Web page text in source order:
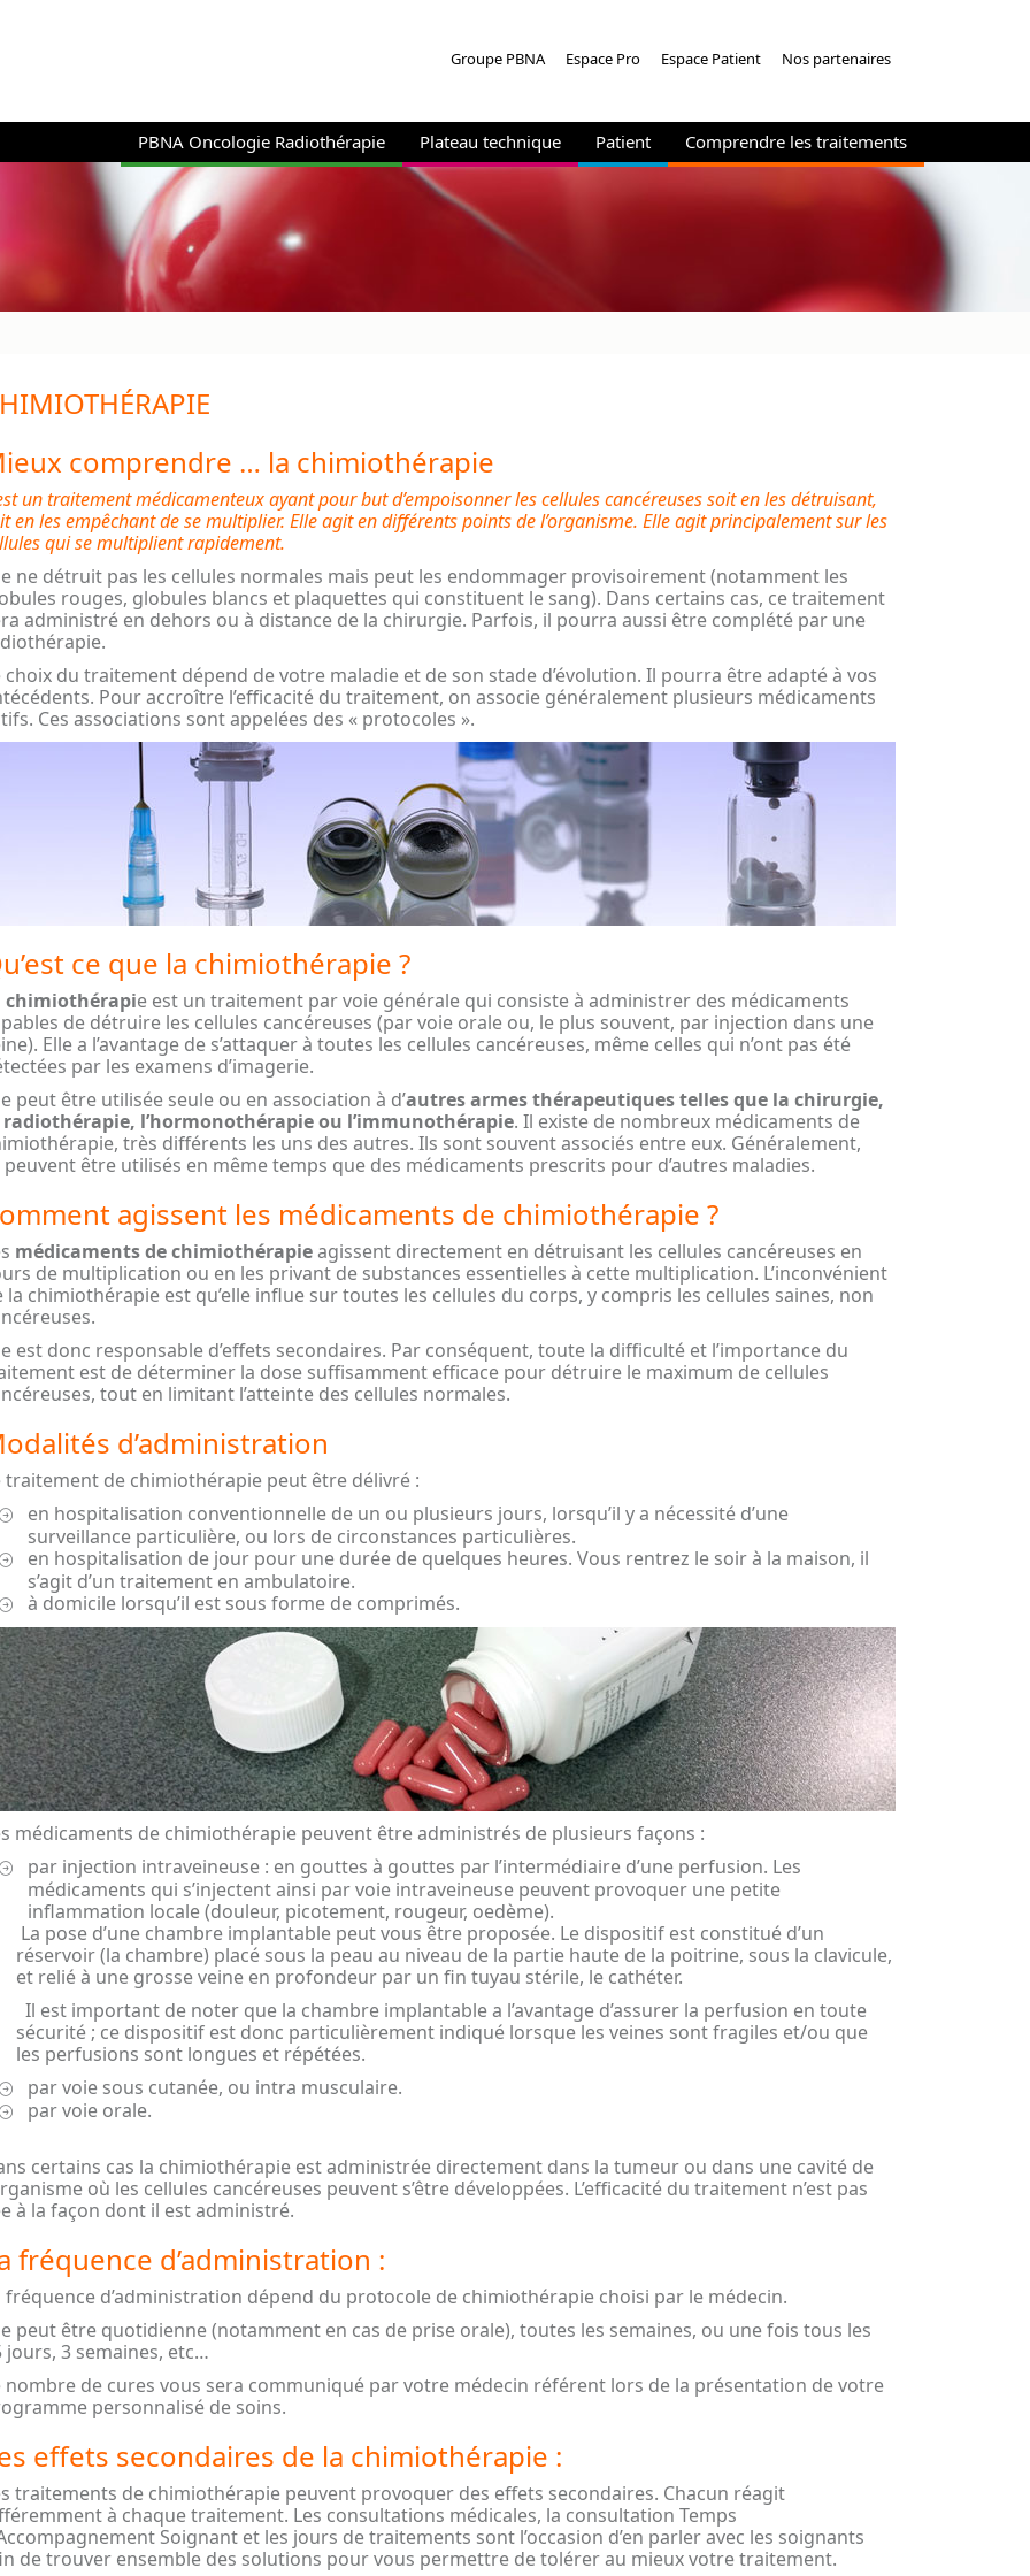
Groupe PBNA Espace Pro Espace Patient Nos partenaires
PBNA Oncologie Radiothérapie Plateau technique Patient Comprendre les traitements
comprendre … la chimiothérapie
untraitement médicamenteuxayant pour but d’empoisonner les cellules cancéreuses soit en les détruisant,
en les empêchant de se multiplier. Elle agit en différents points de l’organisme. Elle agit principalement sur les
qui se multiplient rapidement.
ne détruit pas les cellules normales mais peut les endommager provisoirement (notamment les
rouges, globules blancs et plaquettes qui constituent le sang). Dans certains cas, ce traitement
administré en dehors ou à distance de la chirurgie. Parfois, il pourra aussi être complété par une
choix du traitement dépend de votre maladie et de son stade d’évolution. Il pourra être adapté à vos
Pour accroître l’efficacité du traitement, on associe généralement plusieurs médicaments
Ces associations sont appelées des « protocoles ».
ce que la chimiothérapie ?
chimiothérapie est un traitement par voie générale qui consiste à administrer des médicaments
de détruire les cellules cancéreuses (par voie orale ou, le plus souvent, par injection dans une
Elle a l’avantage de s’attaquer à toutes les cellules cancéreuses, même celles qui n’ont pas été
par les examens d’imagerie.
peut être utilisée seule ou en association à d’autres armes thérapeutiques telles que la chirurgie,
l’hormonothérapie ou l’immunothérapie. Il existe de nombreux médicaments de
très différents les uns des autres. Ils sont souvent associés entre eux. Généralement,
peuvent être utilisés en même temps que des médicaments prescrits pour d’autres maladies.
agissent les médicaments de chimiothérapie ?
médicaments de chimiothérapieagissent directement en détruisant les cellules cancéreuses en
de multiplication ou en les privant de substances essentielles à cette multiplication. L’inconvénient
la chimiothérapie est qu’elle influe sur toutes les cellules du corps, y compris les cellules saines, non
est donc responsable d’effets secondaires. Par conséquent, toute la difficulté et l’importance du
est de déterminer la dose suffisamment efficace pour détruire le maximum de cellules
tout en limitant l’atteinte des cellules normales.
d’administration
traitement de chimiothérapie peut être délivré :
en hospitalisation conventionnelle de un ou plusieurs jours, lorsqu’il y a nécessité d’une
surveillance particulière, ou lors de circonstances particulières.
en hospitalisation de jour pour une durée de quelques heures. Vous rentrez le soir à la maison, il
s’agit d’un traitement en ambulatoire.
à domicile lorsqu’il est sous forme de comprimés.
médicaments de chimiothérapie peuvent être administrés de plusieurs façons :
par injection intraveineuse : en gouttes à gouttes par l’intermédiaire d’une perfusion. Les
médicaments qui s’injectent ainsi par voie intraveineuse peuvent provoquer une petite
inflammation locale (douleur, picotement, rougeur, oedème).
La pose d’une chambre implantable peut vous être proposée. Le dispositif est constitué d’un
réservoir (la chambre) placé sous la peau au niveau de la partie haute de la poitrine, sous la clavicule,
et relié à une grosse veine en profondeur par un fin tuyau stérile, le cathéter.
Il est important de noter que la chambre implantable a l’avantage d’assurer la perfusion en toute
sécurité ; ce dispositif est donc particulièrement indiqué lorsque les veines sont fragiles et/ou que
les perfusions sont longues et répétées.
par voie sous cutanée, ou intra musculaire.
par voie orale.
certains cas la chimiothérapie est administrée directement dans la tumeur ou dans une cavité de
où les cellules cancéreuses peuvent s’être développées. L’efficacité du traitement n’est pas
à la façon dont il est administré.
fréquence d’administration :
fréquence d’administration dépend du protocole de chimiothérapie choisi par le médecin.
peut être quotidienne (notamment en cas de prise orale), toutes les semaines, ou une fois tous les
jours, 3 semaines, etc…
nombre de cures vous sera communiqué par votre médecin référent lors de la présentation de votre
personnalisé de soins.
effets secondaires de la chimiothérapie :
traitements de chimiothérapie peuvent provoquer des effets secondaires. Chacun réagit
à chaque traitement. Les consultations médicales, la consultation Temps
Soignant et les jours de traitements sont l’occasion d’en parler avec les soignants
de trouver ensemble des solutions pour vous permettre de tolérer au mieux votre traitement.